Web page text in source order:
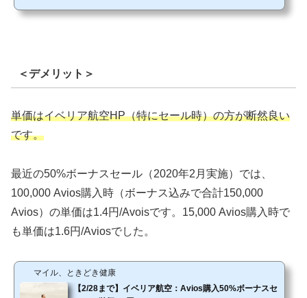
イン版グルーポンでお得に購入することができます。 BAのAviosは、例えば、以下
＜デメリット＞
単価はイベリア航空HP（特にセール時）の方が断然良い
です。
最近の50%ボーナスセール（2020年2月実施）では、
100,000 Avios購入時（ボーナス込みで合計150,000
Avios）の単価は1.4円/Avoisです。15,000 Avios購入時で
も単価は1.6円/Aviosでした。
マイル、ときどき健康
【2/28まで】イベリア航空：Avios購入50%ボーナスセ